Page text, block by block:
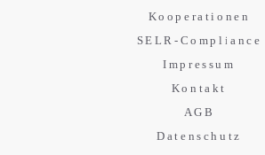
Kooperationen
SELR-Compliance
Impressum
Kontakt
AGB
Datenschutz